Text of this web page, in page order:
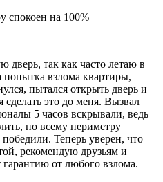
спокоен на 100%
дверь, так как часто летаю в
взлома квартиры,
пытался открыть дверь и
сделать это до меня. Вызвал
5 часов вскрывали, ведь
по всему периметру
Теперь уверен, что
рекомендую друзьям и
гарантию от любого взлома.